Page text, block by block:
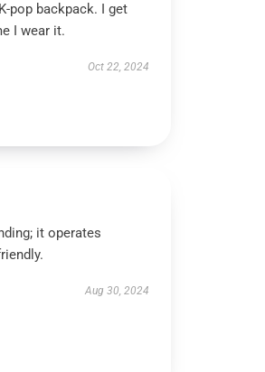
pop backpack. I get
I wear it.
Oct 22, 2024
it operates
Aug 30, 2024